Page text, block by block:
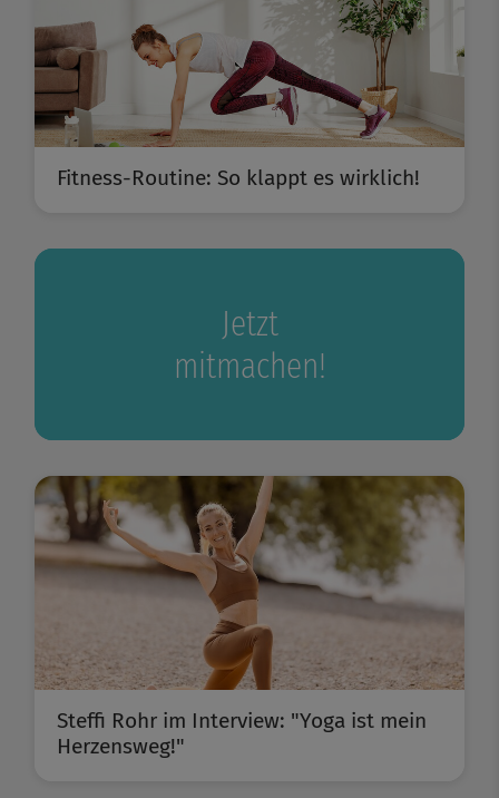
Fitness-Routine: So klappt es wirklich!
Jetzt
mitmachen!
Steffi Rohr im Interview: "Yoga ist mein
Herzensweg!"